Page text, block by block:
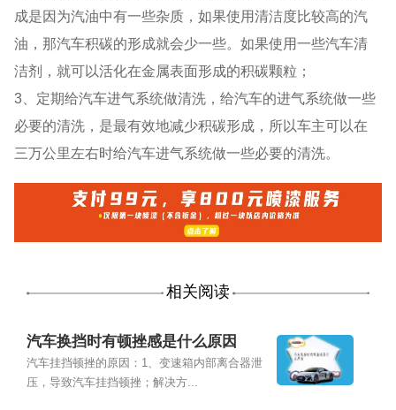
成是因为汽油中有一些杂质，如果使用清洁度比较高的汽
油，那汽车积碳的形成就会少一些。如果使用一些汽车清
洁剂，就可以活化在金属表面形成的积碳颗粒；
3、定期给汽车进气系统做清洗，给汽车的进气系统做一些
必要的清洗，是最有效地减少积碳形成，所以车主可以在
三万公里左右时给汽车进气系统做一些必要的清洗。
相关阅读
汽车换挡时有顿挫感是什么原因
汽车挂挡顿挫的原因：1、变速箱内部离合器泄
压，导致汽车挂挡顿挫；解决方...